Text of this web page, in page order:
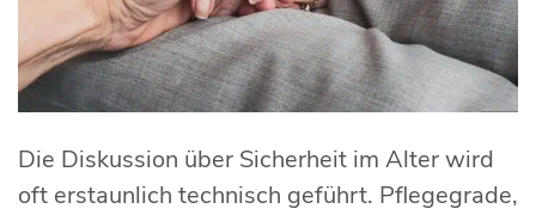
Die Diskussion über Sicherheit im Alter wird
oft erstaunlich technisch geführt. Pflegegrade,